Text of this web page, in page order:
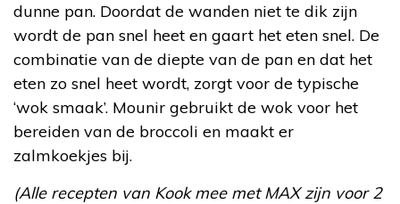
dunne pan. Doordat de wanden niet te dik zijn
wordt de pan snel heet en gaart het eten snel. De
combinatie van de diepte van de pan en dat het
eten zo snel heet wordt, zorgt voor de typische
‘wok smaak’. Mounir gebruikt de wok voor het
bereiden van de broccoli en maakt er
zalmkoekjes bij.
(Alle recepten van Kook mee met MAX zijn voor 2